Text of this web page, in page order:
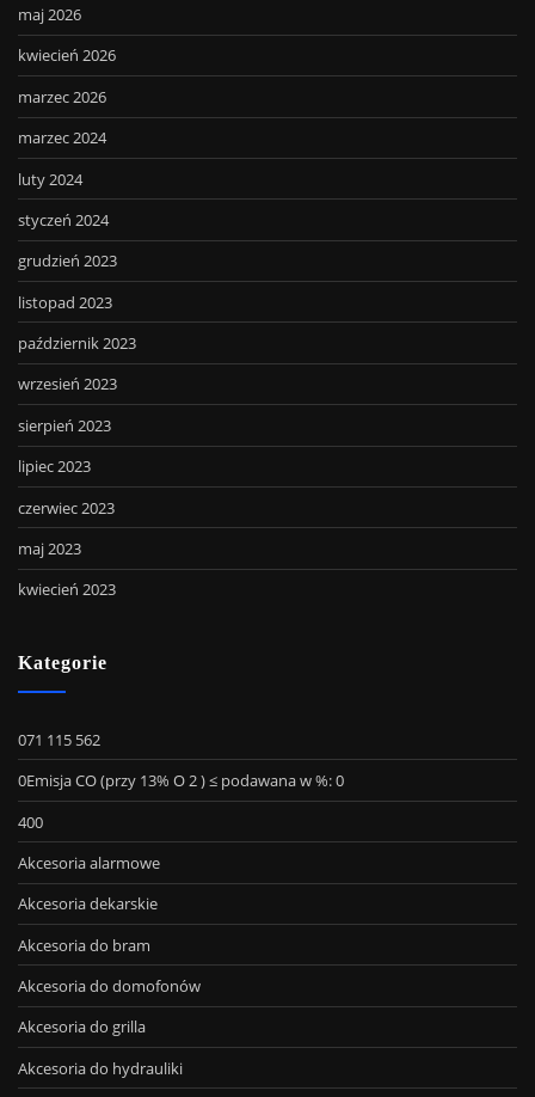
maj 2026
kwiecień 2026
marzec 2026
marzec 2024
luty 2024
styczeń 2024
grudzień 2023
listopad 2023
październik 2023
wrzesień 2023
sierpień 2023
lipiec 2023
czerwiec 2023
maj 2023
kwiecień 2023
Kategorie
071 115 562
0Emisja CO (przy 13% O 2 ) ≤ podawana w %: 0
400
Akcesoria alarmowe
Akcesoria dekarskie
Akcesoria do bram
Akcesoria do domofonów
Akcesoria do grilla
Akcesoria do hydrauliki